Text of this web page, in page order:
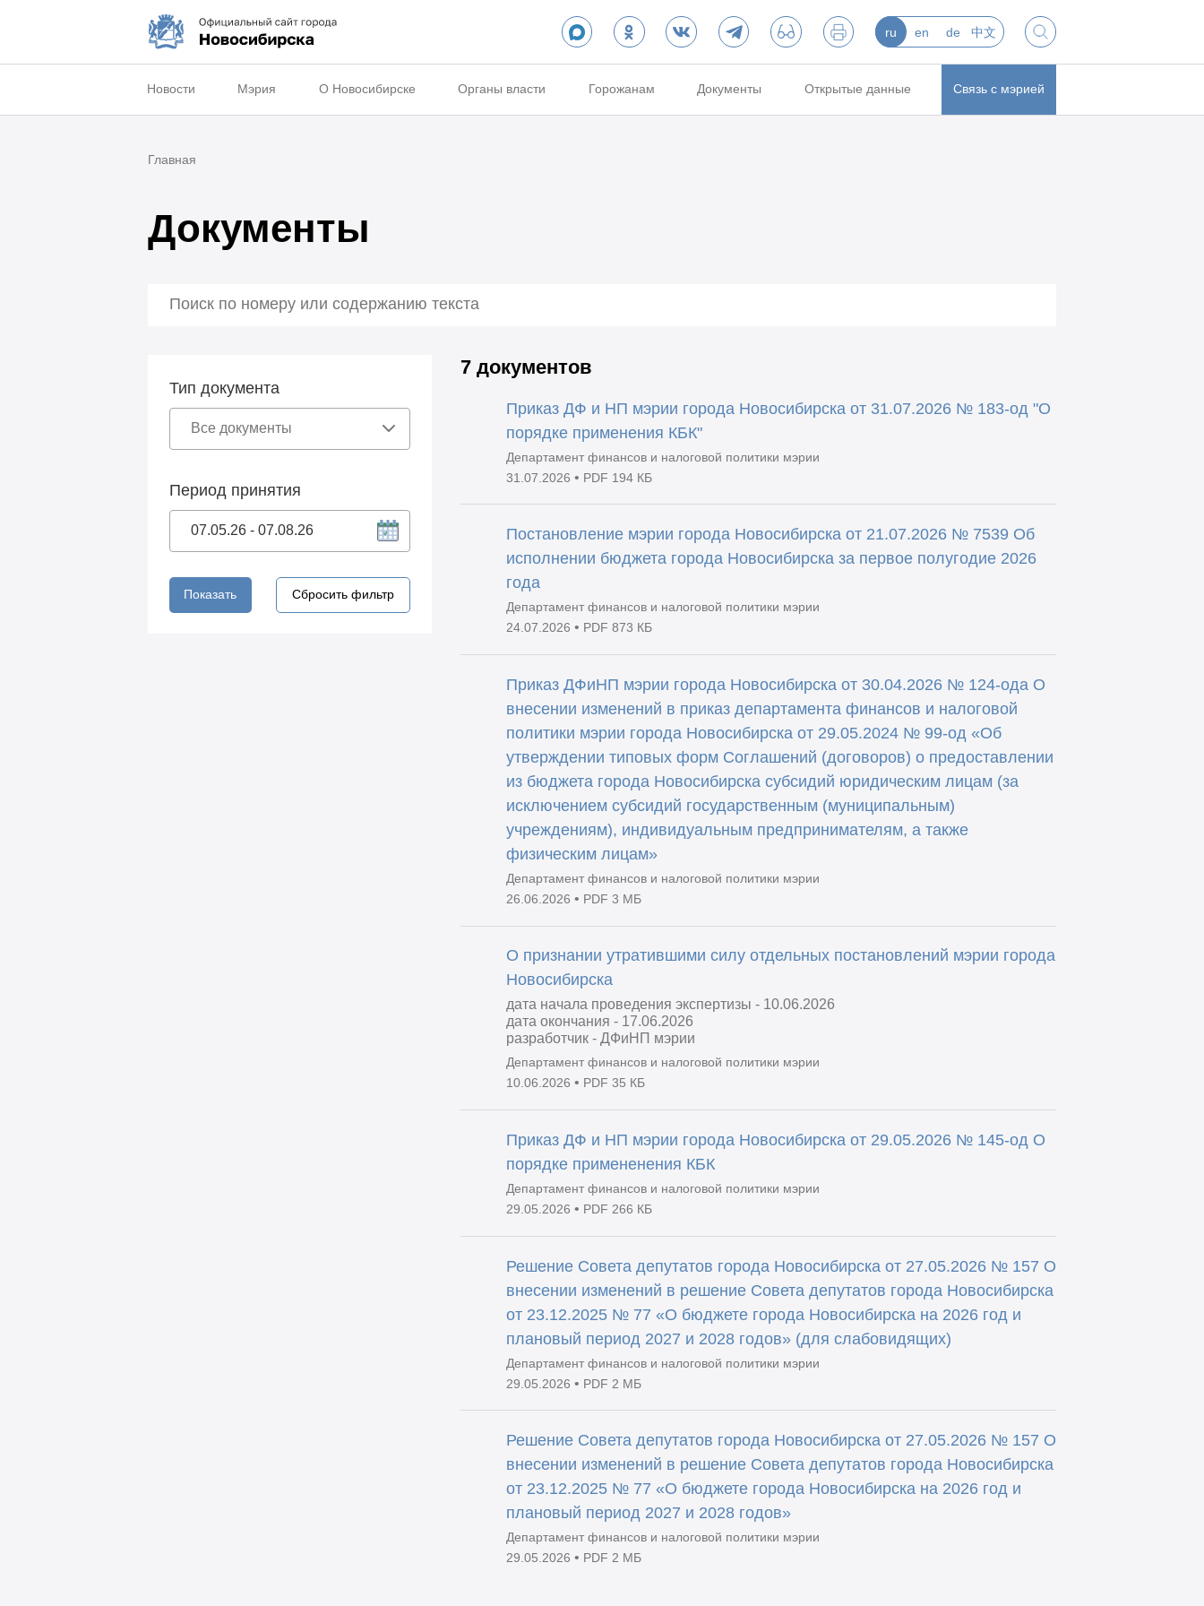
ru en de 中文
Новости Мэрия О Новосибирске Органы власти Горожанам Документы Открытые данные Связь с мэрией
Главная
Документы
Тип документа
Период принятия
Показать Сбросить фильтр
7 документов
Приказ ДФ и НП мэрии города Новосибирска от 31.07.2026 № 183-од "О
порядке применения КБК"
Департамент финансов и налоговой политики мэрии
31.07.2026 • PDF 194 КБ
Постановление мэрии города Новосибирска от 21.07.2026 № 7539 Об
исполнении бюджета города Новосибирска за первое полугодие 2026
года
Департамент финансов и налоговой политики мэрии
24.07.2026 • PDF 873 КБ
Приказ ДФиНП мэрии города Новосибирска от 30.04.2026 № 124-ода О
внесении изменений в приказ департамента финансов и налоговой
политики мэрии города Новосибирска от 29.05.2024 № 99-од «Об
утверждении типовых форм Соглашений (договоров) о предоставлении
из бюджета города Новосибирска субсидий юридическим лицам (за
исключением субсидий государственным (муниципальным)
учреждениям), индивидуальным предпринимателям, а также
физическим лицам»
Департамент финансов и налоговой политики мэрии
26.06.2026 • PDF 3 МБ
О признании утратившими силу отдельных постановлений мэрии города
Новосибирска
дата начала проведения экспертизы - 10.06.2026
дата окончания - 17.06.2026
разработчик - ДФиНП мэрии
Департамент финансов и налоговой политики мэрии
10.06.2026 • PDF 35 КБ
Приказ ДФ и НП мэрии города Новосибирска от 29.05.2026 № 145-од О
порядке примененения КБК
Департамент финансов и налоговой политики мэрии
29.05.2026 • PDF 266 КБ
Решение Совета депутатов города Новосибирска от 27.05.2026 № 157 О
внесении изменений в решение Совета депутатов города Новосибирска
от 23.12.2025 № 77 «О бюджете города Новосибирска на 2026 год и
плановый период 2027 и 2028 годов» (для слабовидящих)
Департамент финансов и налоговой политики мэрии
29.05.2026 • PDF 2 МБ
Решение Совета депутатов города Новосибирска от 27.05.2026 № 157 О
внесении изменений в решение Совета депутатов города Новосибирска
от 23.12.2025 № 77 «О бюджете города Новосибирска на 2026 год и
плановый период 2027 и 2028 годов»
Департамент финансов и налоговой политики мэрии
29.05.2026 • PDF 2 МБ